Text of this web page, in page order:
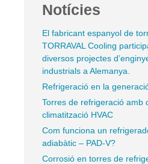
Notícies
El fabricant espanyol de
TORRAVAL Cooling
diversos projectes
industrials a Alemanya.
Refrigeració en la
Torres de refrigeració amb
climatització HVAC
Com funciona un
adiabàtic – PAD-V?
Corrosió en torres de